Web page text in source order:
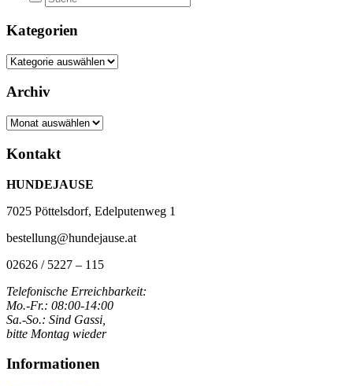
Kategorien
Kategorien
Archiv
Archiv
Kontakt
HUNDEJAUSE
7025 Pöttelsdorf, Edelputenweg 1
bestellung@hundejause.at
02626 / 5227 – 115
Telefonische Erreichbarkeit:
Mo.-Fr.: 08:00-14:00
Sa.-So.: Sind Gassi,
bitte Montag wieder
Informationen